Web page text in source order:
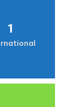
1